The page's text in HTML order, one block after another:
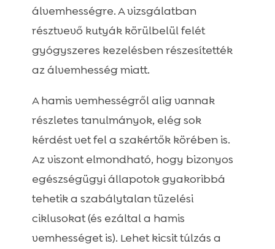
álvemhességre. A vizsgálatban
résztvevő kutyák körülbelül felét
gyógyszeres kezelésben részesítették
az álvemhesség miatt.
A hamis vemhességről alig vannak
részletes tanulmányok, elég sok
kérdést vet fel a szakértők körében is.
Az viszont elmondható, hogy bizonyos
egészségügyi állapotok gyakoribbá
tehetik a szabálytalan tüzelési
ciklusokat (és ezáltal a hamis
vemhességet is). Lehet kicsit túlzás a